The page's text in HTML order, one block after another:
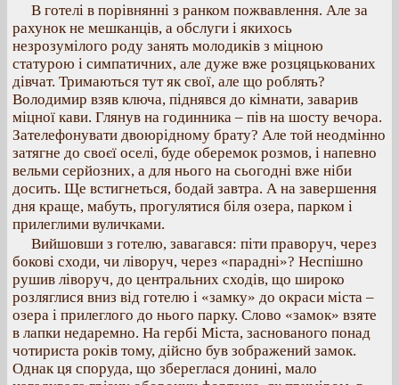
В готелі в порівнянні з ранком пожвавлення. Але за
рахунок не мешканців, а обслуги і якихось
незрозумілого роду занять молодиків з міцною
статурою і симпатичних, але дуже вже розцяцькованих
дівчат. Тримаються тут як свої, але що роблять?
Володимир взяв ключа, піднявся до кімнати, заварив
міцної кави. Глянув на годинника – пів на шосту вечора.
Зателефонувати двоюрідному брату? Але той неодмінно
затягне до своєї оселі, буде оберемок розмов, і напевно
вельми серйозних, а для нього на сьогодні вже ніби
досить. Ще встигнеться, бодай завтра. А на завершення
дня краще, мабуть, прогулятися біля озера, парком і
прилеглими вуличками.
Вийшовши з готелю, завагався: піти праворуч, через
бокові сходи, чи ліворуч, через «парадні»? Неспішно
рушив ліворуч, до центральних сходів, що широко
розляглися вниз від готелю і «замку» до окраси міста –
озера і прилеглого до нього парку. Слово «замок» взяте
в лапки недаремно. На гербі Міста, заснованого понад
чотириста років тому, дійсно був зображений замок.
Однак ця споруда, що збереглася донині, мало